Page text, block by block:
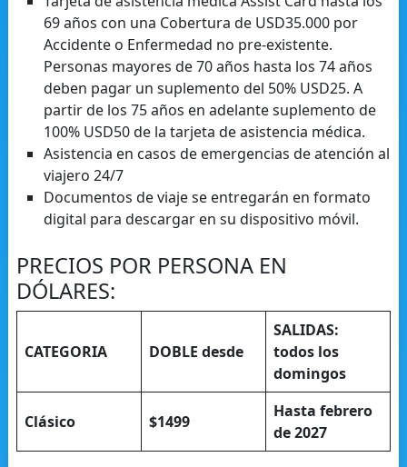
69 años con una Cobertura de USD35.000 por
Accidente o Enfermedad no pre-existente.
Personas mayores de 70 años hasta los 74 años
deben pagar un suplemento del 50% USD25. A
partir de los 75 años en adelante suplemento de
100% USD50 de la tarjeta de asistencia médica.
Asistencia en casos de emergencias de atención al
viajero 24/7
Documentos de viaje se entregarán en formato
digital para descargar en su dispositivo móvil.
PRECIOS POR PERSONA EN
DÓLARES:
CATEGORIA DOBLE desde
SALIDAS:
todos los
domingos
Clásico $1499
Hasta febrero
de 2027